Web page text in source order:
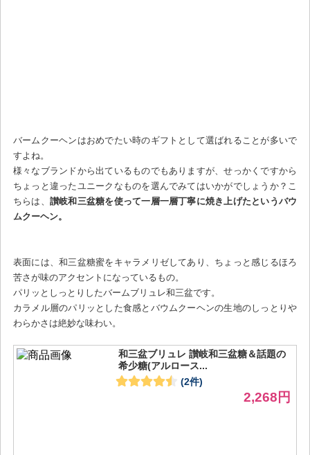
バームクーヘンはおめでたい時のギフトとして選ばれることが多いで
すよね。
様々なブランドから出ているものでもありますが、せっかくですから
ちょっと違ったユニークなものを選んでみてはいかがでしょうか？こ
ちらは、 讃岐和三盆糖を使って一層一層丁寧に焼き上げたというバウ
ムクーヘン。
表面には、和三盆糖蜜をキャラメリゼしてあり、ちょっと感じるほろ
苦さが味のアクセントになっているもの。
パリッとしっとりしたバームブリュレ和三盆です。
カラメル層のパリッとした食感とバウムクーヘンの生地のしっとりや
わらかさは絶妙な味わい。